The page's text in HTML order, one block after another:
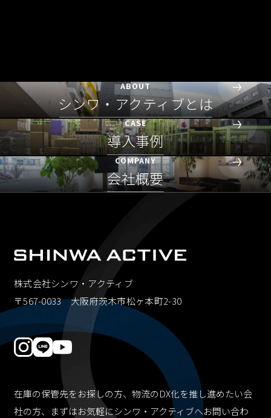
ABOUT
シンワ・アクティブとは
CASE
導入事例
COMPANY
会社概要
株式会社シンワ・アクティブ
〒567-0033 大阪府茨木市松ヶ本町2-30
在庫の保管先をお探しの方、物流のDX化を推し進めたい会
社の方、
まずはお気軽にシンワ・アクティブへお問い合わ